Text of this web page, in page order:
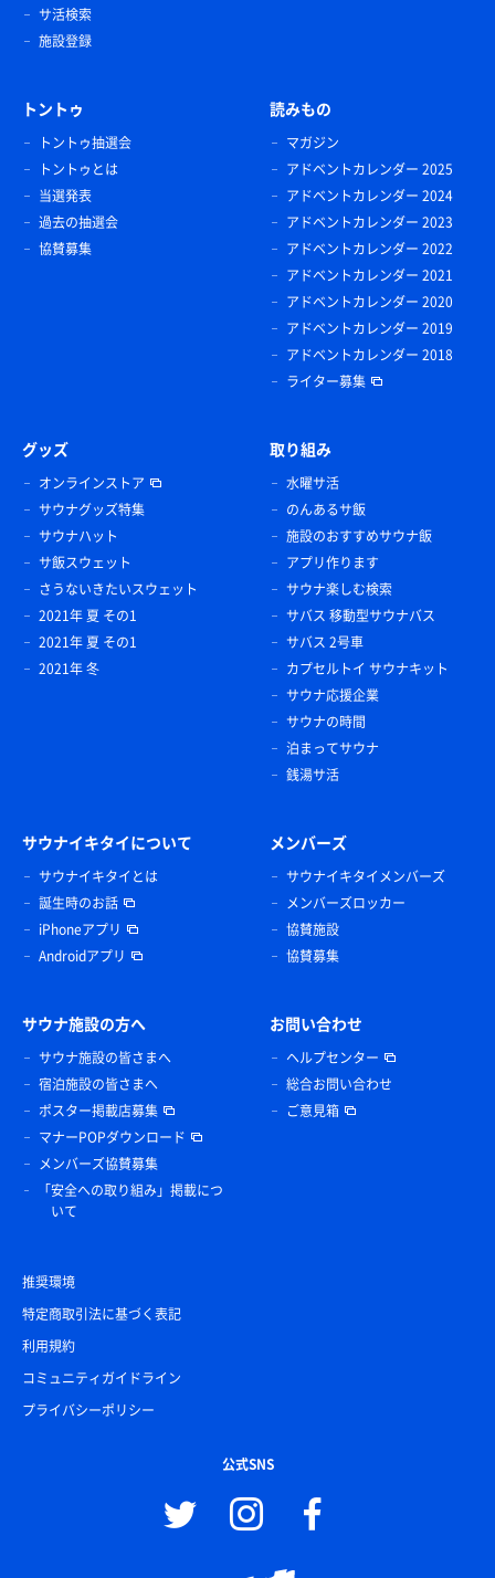
サ活検索
施設登録
トントゥ
トントゥ抽選会
トントゥとは
当選発表
過去の抽選会
協賛募集
読みもの
マガジン
アドベントカレンダー 2025
アドベントカレンダー 2024
アドベントカレンダー 2023
アドベントカレンダー 2022
アドベントカレンダー 2021
アドベントカレンダー 2020
アドベントカレンダー 2019
アドベントカレンダー 2018
ライター募集
グッズ
オンラインストア
サウナグッズ特集
サウナハット
サ飯スウェット
さうないきたいスウェット
2021年 夏 その1
2021年 夏 その1
2021年 冬
取り組み
水曜サ活
のんあるサ飯
施設のおすすめサウナ飯
アプリ作ります
サウナ楽しむ検索
サバス 移動型サウナバス
サバス 2号車
カプセルトイ サウナキット
サウナ応援企業
サウナの時間
泊まってサウナ
銭湯サ活
サウナイキタイについて
サウナイキタイとは
誕生時のお話
iPhoneアプリ
Androidアプリ
メンバーズ
サウナイキタイメンバーズ
メンバーズロッカー
協賛施設
協賛募集
サウナ施設の方へ
サウナ施設の皆さまへ
宿泊施設の皆さまへ
ポスター掲載店募集
マナーPOPダウンロード
メンバーズ協賛募集
「安全への取り組み」掲載につ
いて
お問い合わせ
ヘルプセンター
総合お問い合わせ
ご意見箱
推奨環境
特定商取引法に基づく表記
利用規約
コミュニティガイドライン
プライバシーポリシー
公式SNS